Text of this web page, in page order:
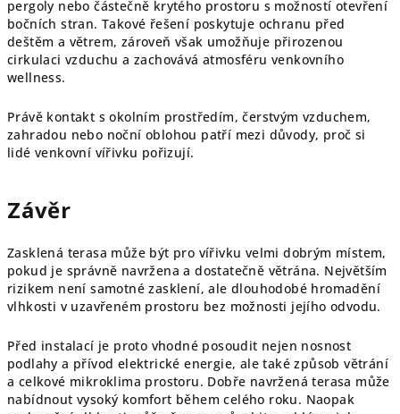
pergoly nebo částečně krytého prostoru s možností otevření
bočních stran. Takové řešení poskytuje ochranu před
deštěm a větrem, zároveň však umožňuje přirozenou
cirkulaci vzduchu a zachovává atmosféru venkovního
wellness.
Právě kontakt s okolním prostředím, čerstvým vzduchem,
zahradou nebo noční oblohou patří mezi důvody, proč si
lidé venkovní vířivku pořizují.
Závěr
Zasklená terasa může být pro vířivku velmi dobrým místem,
pokud je správně navržena a dostatečně větrána. Největším
rizikem není samotné zasklení, ale dlouhodobé hromadění
vlhkosti v uzavřeném prostoru bez možnosti jejího odvodu.
Před instalací je proto vhodné posoudit nejen nosnost
podlahy a přívod elektrické energie, ale také způsob větrání
a celkové mikroklima prostoru. Dobře navržená terasa může
nabídnout vysoký komfort během celého roku. Naopak